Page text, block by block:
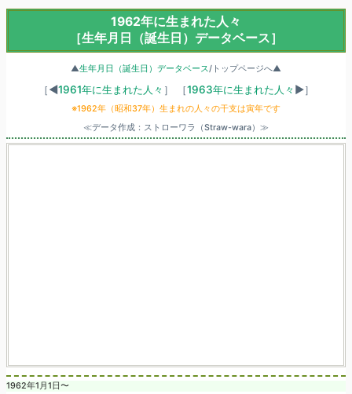
1962年に生まれた人々
［生年月日（誕生日）データベース］
▲生年月日（誕生日）データベース/トップページへ▲
［◀1961年に生まれた人々 ］ ［1963年に生まれた人々 ▶］
※1962年（昭和37年）生まれの人々の干支は寅年です
≪データ作成：ストローワラ（Straw-wara）≫
1962年1月1日〜